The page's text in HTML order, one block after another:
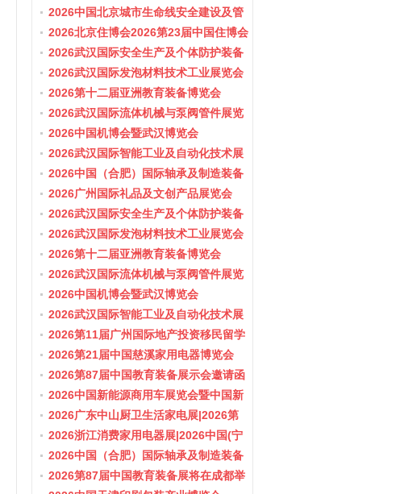
化城市城市更新建设博览会(主办住建
部）
2026中国北京城市生命线安全建设及管
网博览会
2026北京住博会2026第23届中国住博会
2026住博会
2026武汉国际安全生产及个体防护装备
展览会
2026武汉国际发泡材料技术工业展览会
2026第十二届亚洲教育装备博览会
2026武汉国际流体机械与泵阀管件展览
会/阀门展
2026中国机博会暨武汉博览会
2026武汉国际智能工业及自动化技术展
览会
2026中国（合肥）国际轴承及制造装备
展览会
2026广州国际礼品及文创产品展览会
2026武汉国际安全生产及个体防护装备
展览会
2026武汉国际发泡材料技术工业展览会
2026第十二届亚洲教育装备博览会
2026武汉国际流体机械与泵阀管件展览
会/阀门展
2026中国机博会暨武汉博览会
2026武汉国际智能工业及自动化技术展
览会
2026第11届广州国际地产投资移民留学
展览会
2026第21届中国慈溪家用电器博览会
2026第87届中国教育装备展示会邀请函
2026中国新能源商用车展览会暨中国新
能源商用车创新发展与产业融合大会
2026广东中山厨卫生活家电展|2026第
37届中国家电交易会（中山家电展）
2026浙江消费家用电器展|2026中国(宁
波)国际电子消费品及家用电器博览会
2026中国（合肥）国际轴承及制造装备
展览会
2026第87届中国教育装备展将在成都举